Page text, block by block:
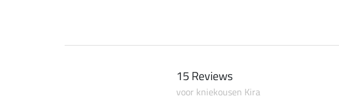
15 Reviews
voor kniekousen Kira